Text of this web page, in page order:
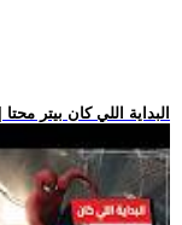
.. فيلم Spider-Man: Brand New Day | البداية اللي كان بيتر محتا